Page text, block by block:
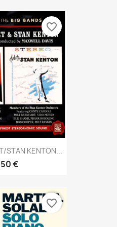
STAN KENTON...
€
favorite_border
favorite_border